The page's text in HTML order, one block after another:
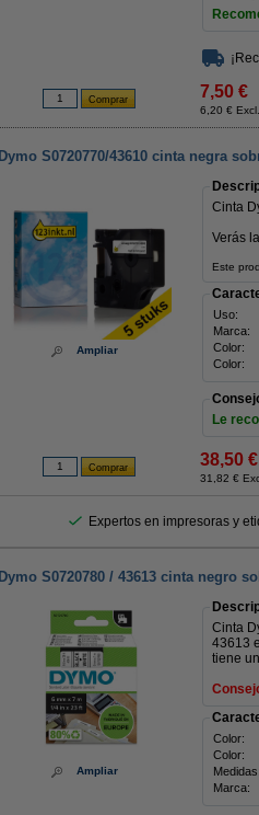
7,50 €
6,20 €
Dymo S0720770/43610 cinta negra
Ampliar
Cinta
Verás
Este
Uso:
Marca:
Color:
Color:
Le
38,50 €
31,82 €
Expertos en impresoras y
Dymo S0720780 / 43613 cinta negro
Ampliar
Cinta
43613
tiene
Color:
Color:
Medidas:
Marca: